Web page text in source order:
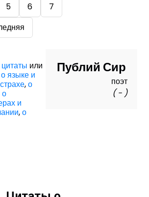
5 6
7
Публий Сир
поэт
( - )
или
о языке и
,о
о
и
,о